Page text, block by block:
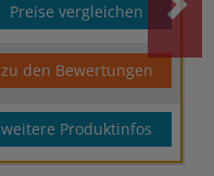
Preise vergleichen
zu den Bewertungen
weitere Produktinfos